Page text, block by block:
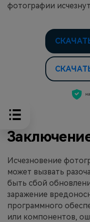
фотографии
Исчезновение
может вызвать
быть сбой
заражение
программного
или компонентов,